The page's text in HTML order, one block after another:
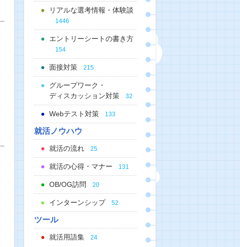
リアルな選考情報・体験談
1446
エントリーシートの書き方
154
面接対策 215
グループワーク・
ディスカッション対策
32
Webテスト対策 133
就活ノウハウ
就活の流れ 25
就活の心得・マナー 131
OB/OG訪問 20
インターンシップ 52
ツール
就活用語集 24